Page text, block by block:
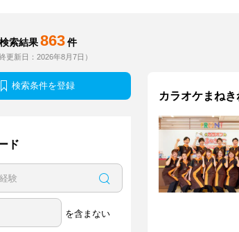
検索結果 863 件
終更新日：2026年8月7日）
検索条件を登録
ド
を含まない
カラオケまね